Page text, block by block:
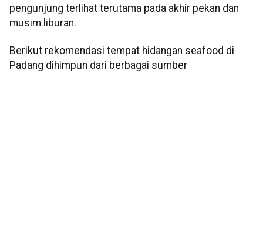
pengunjung terlihat terutama pada akhir pekan dan
musim liburan.
Berikut rekomendasi tempat hidangan seafood di
Padang dihimpun dari berbagai sumber